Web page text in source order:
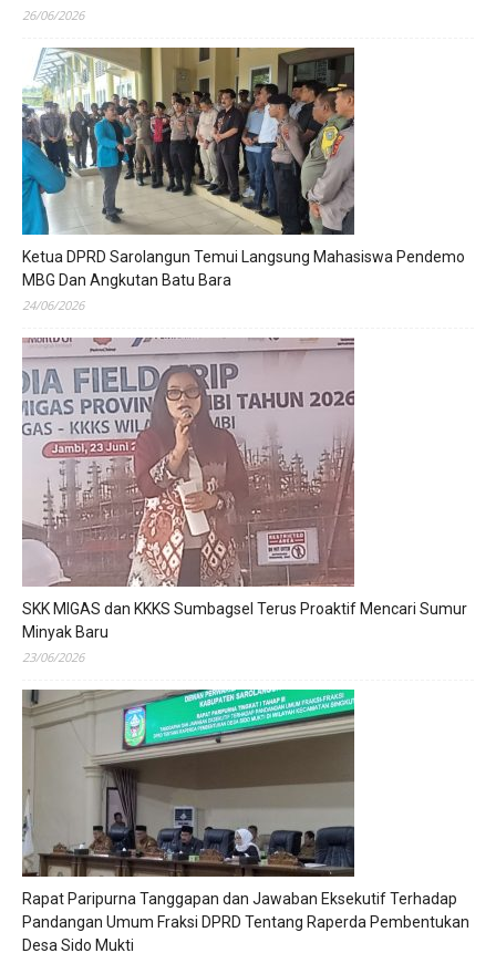
26/06/2026
Ketua DPRD Sarolangun Temui Langsung Mahasiswa Pendemo
MBG Dan Angkutan Batu Bara
24/06/2026
SKK MIGAS dan KKKS Sumbagsel Terus Proaktif Mencari Sumur
Minyak Baru
23/06/2026
Rapat Paripurna Tanggapan dan Jawaban Eksekutif Terhadap
Pandangan Umum Fraksi DPRD Tentang Raperda Pembentukan
Desa Sido Mukti